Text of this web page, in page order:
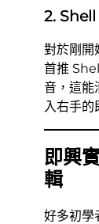
2.
對於剛開
首推
音，這能
入右手的
即興
輯
好多初學